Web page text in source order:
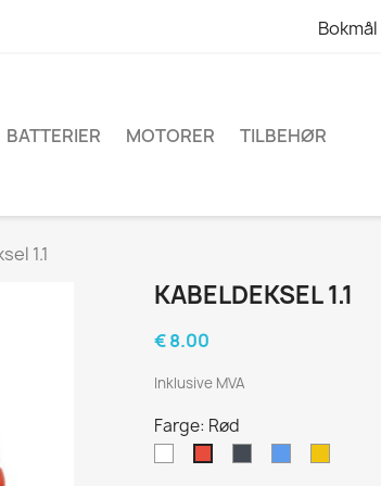
Bokmål
BATTERIER MOTORER TILBEHØR
1.1
KABELDEKSEL 1.1
€ 8.00
Inklusive MVA
Farge: Rød